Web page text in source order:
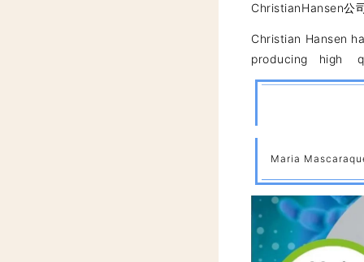
ChristianHansen公
Christian Hansen
producing high
Maria